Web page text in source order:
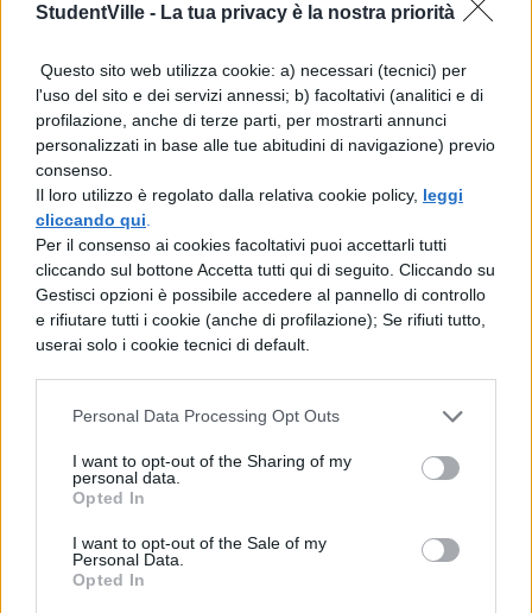
StudentVille - La tua privacy è la nostra priorità
Questo sito web utilizza cookie: a) necessari (tecnici) per
l'uso del sito e dei servizi annessi; b) facoltativi (analitici e di
profilazione, anche di terze parti, per mostrarti annunci
personalizzati in base alle tue abitudini di navigazione) previo
consenso.
Il loro utilizzo è regolato dalla relativa cookie policy, leggi
cliccando qui
Per il consenso ai cookies facoltativi puoi accettarli tutti
cliccando sul bottone Accetta tutti qui di seguito. Cliccando su
Gestisci opzioni è possibile accedere al pannello di controllo
e rifiutare tutti i cookie (anche di profilazione); Se rifiuti tutto,
userai solo i cookie tecnici di default.
Personal Data Processing Opt Outs
I want to opt-out of the Sharing of my
personal data.
Opted In
I want to opt-out of the Sale of my
Personal Data.
Opted In
giugno 2017
non era una traccia, ma
un insulto a quelli che ieri hanno scritto
"traccie" sul sito del Ministero
#maturita2017
— il Civettone (@ercivettone1)21 giugno
insulto ma un avvertimento
— Giuseppe (@giuseppe_231)
2017